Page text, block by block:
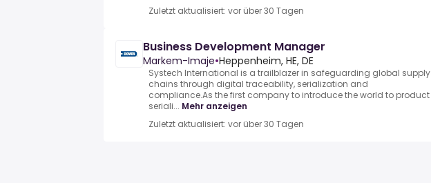
Zuletzt aktualisiert: vor über 30 Tagen
Business Development Manager
Markem-Imaje•Heppenheim, HE, DE
Systech International is a trailblazer in safeguarding global supply
chains through digital traceability, serialization and
compliance.As the first company to introduce the world to product
seriali... Mehr anzeigen
Zuletzt aktualisiert: vor über 30 Tagen